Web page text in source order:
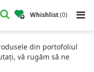
Whishlist(0)
KISAN K6 - Strapper
din portofoliul
vă rugăm să ne